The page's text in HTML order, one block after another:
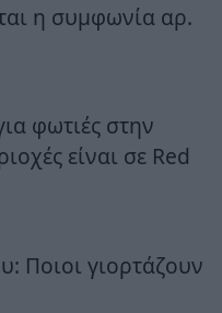
η συμφωνία αρ.
φωτιές στην
είναι σε Red
Ποιοι γιορτάζουν